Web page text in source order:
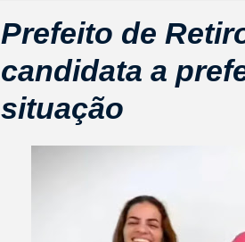
Prefeito de
candidata a
situação